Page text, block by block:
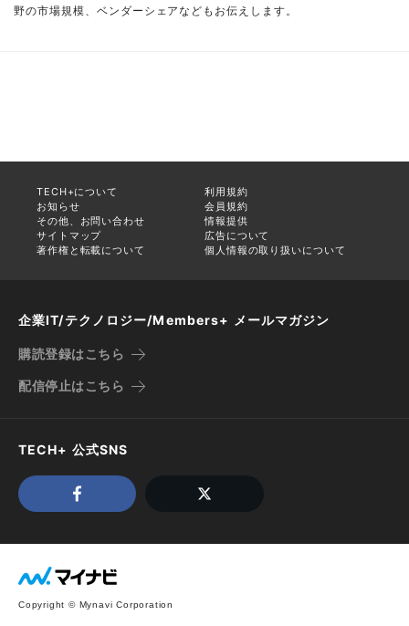
野の市場規模、ベンダーシェアなどもお伝えします。
TECH+について
利用規約
お知らせ
会員規約
その他、お問い合わせ
情報提供
サイトマップ
広告について
著作権と転載について
個人情報の取り扱いについて
企業IT/テクノロジー/Members+ メールマガジン
購読登録はこちら
配信停止はこちら
TECH+ 公式SNS
Copyright © Mynavi Corporation